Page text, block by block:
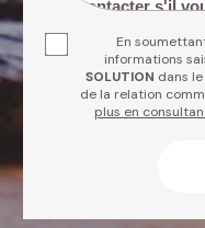
En
informations
SOLUTION dans
de la relation
plus en